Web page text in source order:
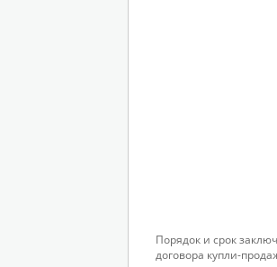
Порядок и срок
договора купли-